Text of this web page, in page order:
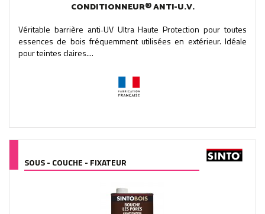
CONDITIONNEUR® ANTI-U.V.
Véritable barrière anti˗UV Ultra Haute Protection pour toutes
essences de bois fréquemment utilisées en extérieur. Idéale
pour teintes claires....
SOUS - COUCHE - FIXATEUR